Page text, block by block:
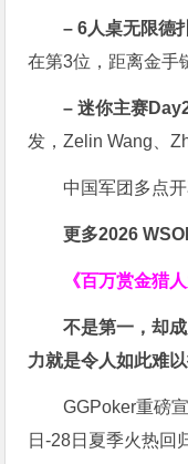
– 6人桌无限德
在第3位，距离金手
–迷你主赛
发，Zelin Wang、
中国军团多点
更多2026
《百万赏金猎
不是第一，却
力就是令人如此难以
GGPoker重磅宣
日-28日夏季火热回